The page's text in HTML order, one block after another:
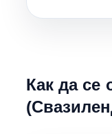
Как да се